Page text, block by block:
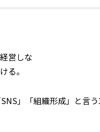
営しな
る。
」「組織形成」と言